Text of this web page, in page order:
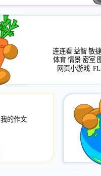
连连看 益智 敏捷
体育 情景 密室
网页小游戏
我的作文